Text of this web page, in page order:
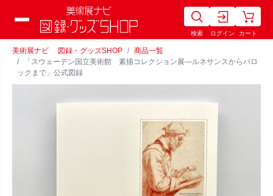
検索 ログイン カート
美術展ナビ 図録・グッズSHOP
商品一覧
「スウェーデン国立美術館 素描コレクション展―ルネサンスからバロ
ックまで」公式図録